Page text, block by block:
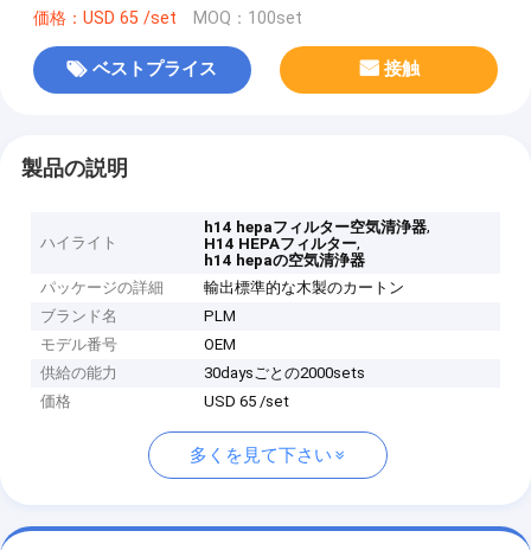
価格：USD 65 /set MOQ：100set
ベストプライス 接触
製品の説明
ハイライト
h14 hepaフィルター空気清浄器,
H14 HEPAフィルター,
h14 hepaの空気清浄器
パッケージの詳細
輸出標準的な木製のカートン
ブランド名
PLM
モデル番号
OEM
供給の能力
30daysごとの2000sets
価格
USD 65 /set
多くを見て下さい